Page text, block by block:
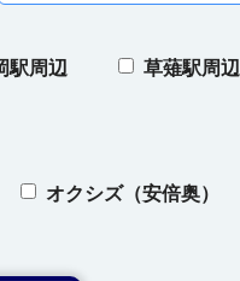
駅周辺 草薙駅周辺
オクシズ（安倍奥）